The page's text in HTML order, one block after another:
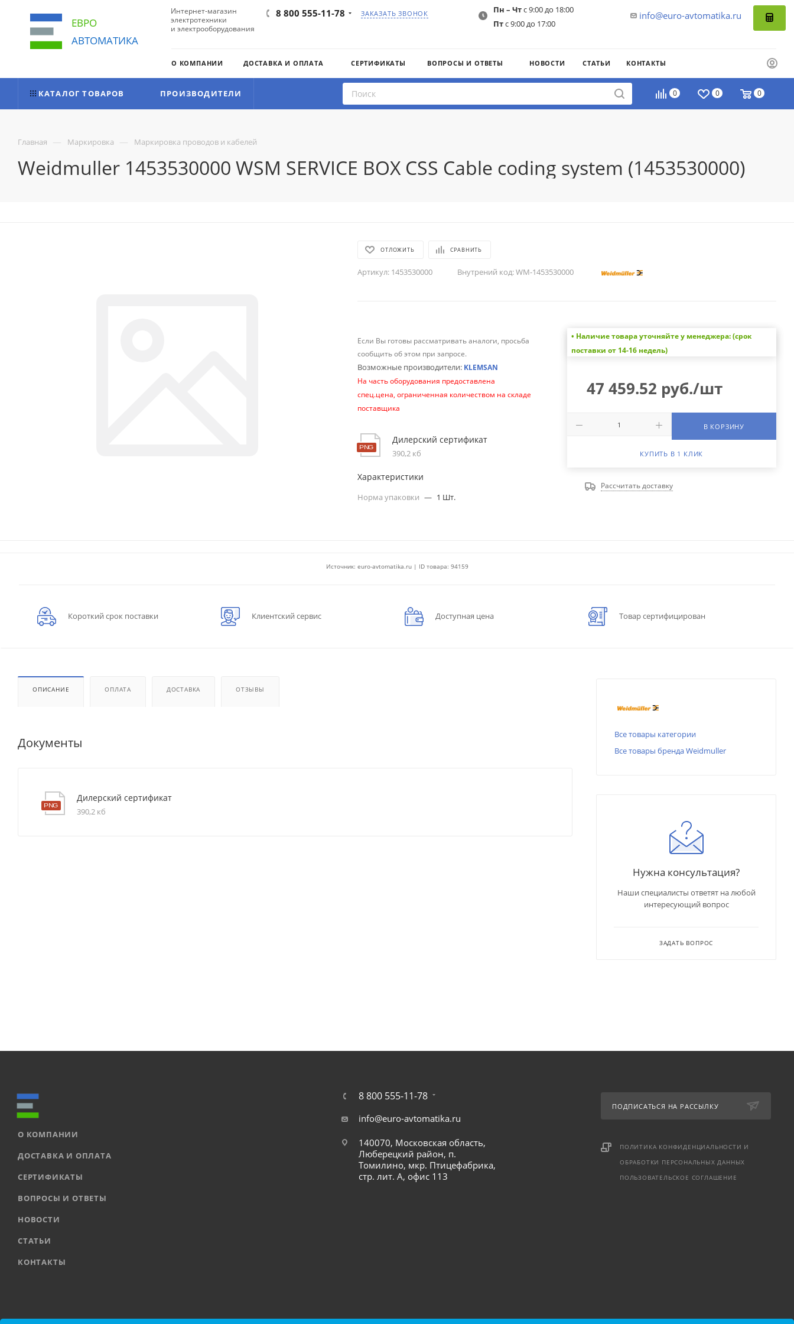
ЕВРО
АВТОМАТИКА
Интернет-магазин
электротехники
и электрооборудования
8 800 555-11-78 ЗАКАЗАТЬ ЗВОНОК info@euro-avtomatika.ru
Пн – Чтс 9:00 до 18:00
Птс 9:00 до 17:00
О КОМПАНИИ ДОСТАВКА И ОПЛАТА СЕРТИФИКАТЫ ВОПРОСЫ И ОТВЕТЫ НОВОСТИ СТАТЬИ КОНТАКТЫ
0 0 0
КАТАЛОГ ТОВАРОВ ПРОИЗВОДИТЕЛИ
Главная — Маркировка — Маркировка проводов и кабелей
Weidmuller 1453530000 WSM SERVICE BOX CSS Cable coding system (1453530000)
ОТЛОЖИТЬ СРАВНИТЬ
Артикул: 1453530000 Внутрений код:WM-1453530000
Если Вы готовы рассматривать аналоги, просьба
сообщить об этом при запросе.
Возможные производители: KLEMSAN
На часть оборудования предоставлена
спец.цена, ограниченная количеством на складе
поставщика
Дилерский сертификат
390,2 кб
Характеристики
Норма упаковки — 1 Шт.
• Наличие товара уточняйте у менеджера: (срок
поставки от 14-16 недель)
47 459.52 руб./шт
В КОРЗИНУ
КУПИТЬ В 1 КЛИК
Рассчитать доставку
Источник: euro-avtomatika.ru | ID товара: 94159
Короткий срок поставки Клиентский сервис Доступная цена Товар сертифицирован
ОПИСАНИЕ ОПЛАТА ДОСТАВКА ОТЗЫВЫ
Документы
Дилерский сертификат
390,2 кб
Все товары категории
Все товары бренда Weidmuller
Нужна консультация?
Наши специалисты ответят на любой
интересующий вопрос
ЗАДАТЬ ВОПРОС
О КОМПАНИИ
ДОСТАВКА И ОПЛАТА
СЕРТИФИКАТЫ
ВОПРОСЫ И ОТВЕТЫ
НОВОСТИ
СТАТЬИ
КОНТАКТЫ
8 800 555-11-78
info@euro-avtomatika.ru
140070, Московская область,
Люберецкий район, п.
Томилино, мкр. Птицефабрика,
стр. лит. А, офис 113
ПОДПИСАТЬСЯ НА РАССЫЛКУ
ПОЛИТИКА КОНФИДЕНЦИАЛЬНОСТИ И
ОБРАБОТКИ ПЕРСОНАЛЬНЫХ ДАННЫХ
ПОЛЬЗОВАТЕЛЬСКОЕ СОГЛАШЕНИЕ